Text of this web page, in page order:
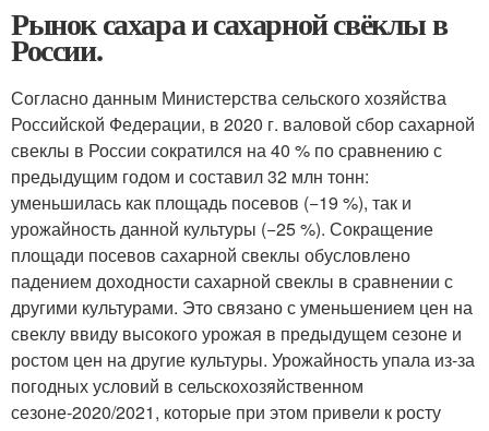
Рынок сахара и сахарной свёклы в
России.
Согласно данным Министерства сельского хозяйства
Российской Федерации, в 2020 г. валовой сбор сахарной
свеклы в России сократился на 40 % по сравнению с
предыдущим годом и составил 32 млн тонн:
уменьшилась как площадь посевов (−19 %), так и
урожайность данной культуры (−25 %). Сокращение
площади посевов сахарной свеклы обусловлено
падением доходности сахарной свеклы в сравнении с
другими культурами. Это связано с уменьшением цен на
свеклу ввиду высокого урожая в предыдущем сезоне и
ростом цен на другие культуры. Урожайность упала из-за
погодных условий в сельскохозяйственном
сезоне-2020/2021, которые при этом привели к росту